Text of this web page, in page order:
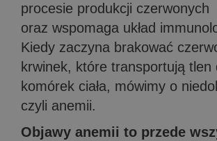
procesie produkcji czerwonych
oraz wspomaga układ
Kiedy zaczyna brakować
krwinek, które transportują tlen
komórek ciała, mówimy o
czyli anemii.
Objawy anemii to przede